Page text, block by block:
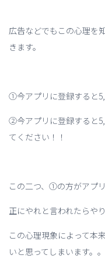
広告などでもこの心理を
きます。
①今アプリに登録すると
②今アプリに登録すると
てください！！
この二つ、①の方がアプ
正にやれと言われたらや
この心理現象によって本
いと思ってしまいます。。